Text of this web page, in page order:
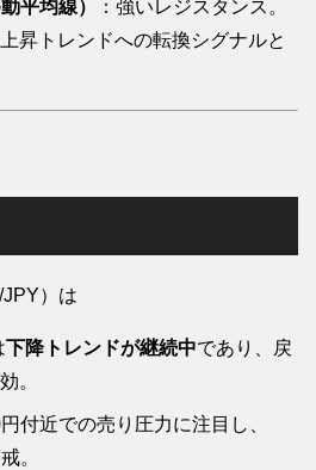
平均線）
：強いレジスタンス。
昇トレンドへの転換シグナルと
）は
下降トレンドが継続中であり、戻
。
付近での売り圧力に注目し、
。